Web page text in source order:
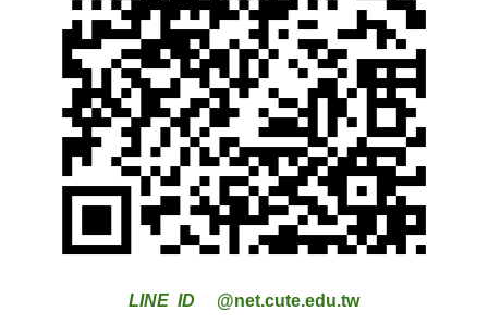
LINE ID @net.cute.edu.tw